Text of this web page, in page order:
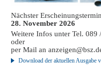
Nächster
28. November 2026
Weitere Infos unter Tel. 089
oder
per Mail an
Download der aktuellen